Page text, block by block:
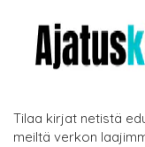
Tilaa kirjat netistä
meiltä verkon